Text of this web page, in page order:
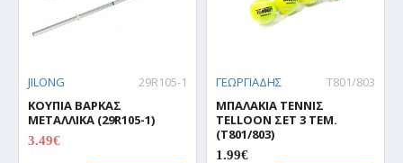
JILONG
29R105-1
ΚΟΥΠΙΑ ΒΑΡΚΑΣ
ΜΕΤΑΛΛΙΚΑ (29R105-1)
3.49€
ΓΕΩΡΓΙΑΔΗΣ
T801/803
ΜΠΑΛΑΚΙΑ ΤΕΝΝΙΣ
TELLOON ΣΕΤ 3 ΤΕΜ.
(T801/803)
1.99€